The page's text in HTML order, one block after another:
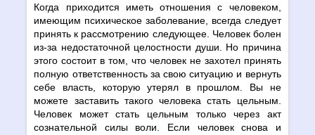
Когда приходится иметь отношения с человеком,
имеющим психическое заболевание, всегда следует
принять к рассмотрению следующее. Человек болен
из-за недостаточной целостности души. Но причина
этого состоит в том, что человек не захотел принять
полную ответственность за свою ситуацию и вернуть
себе власть, которую утерял в прошлом. Вы не
можете заставить такого человека стать цельным.
Человек может стать цельным только через акт
сознательной силы воли. Если человек снова и